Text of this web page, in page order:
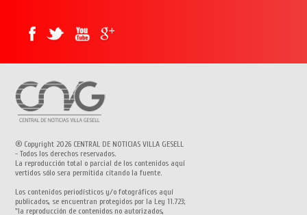
® Copyright 2026 CENTRAL DE NOTICIAS VILLA GESELL
- Todos los derechos reservados.
La reproducción total o parcial de los contenidos aquí
vertidos sólo sera permitida citando la fuente.
Los contenidos periodísticos y/o fotográficos aquí
publicados, se encuentran protegidos por la Ley 11.723;
"la reproducción de contenidos no autorizados,